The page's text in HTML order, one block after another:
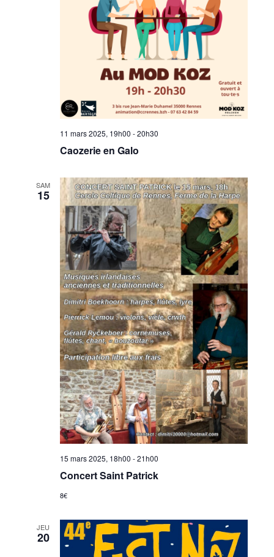
11 mars 2025, 19h00 -20h30
Caozerie en Galo
SAM
15
15 mars 2025, 18h00 -21h00
Concert Saint Patrick
8€
JEU
20